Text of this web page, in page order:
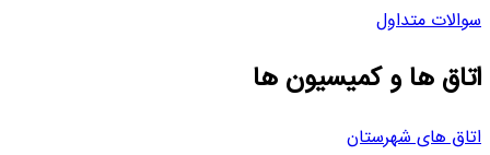
سوالات متداول
اتاق ها و کمیسیون ها
اتاق های شهرستان